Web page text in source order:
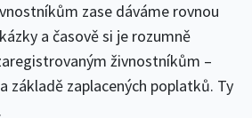
zase dáváme rovnou
a časově si je rozumně
živnostníkům –
základě zaplacených poplatků. Ty